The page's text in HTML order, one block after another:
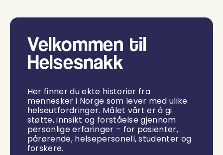
Velkommen til
Helsesnakk
Her finner du ekte historier fra
mennesker i Norge som lever med ulike
helseutfordringer. Målet vårt er å gi
støtte, innsikt og forståelse gjennom
personlige erfaringer – for pasienter,
pårørende, helsepersonell, studenter og
forskere.